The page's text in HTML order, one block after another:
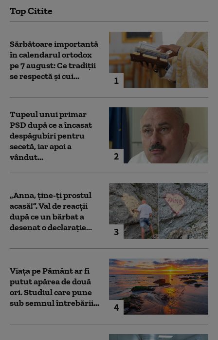
Top Citite
1
Sărbătoare importantă
în calendarul ortodox
pe 7 august: Ce tradiții
se respectă și cui...
2
Tupeul unui primar
PSD după ce a încasat
despăgubiri pentru
secetă, iar apoi a
vândut...
3
„Anna, ţine-ţi prostul
acasă!”. Val de reacții
după ce un bărbat a
desenat o declarație...
4
Viața pe Pământ ar fi
putut apărea de două
ori. Studiul care pune
sub semnul întrebării...